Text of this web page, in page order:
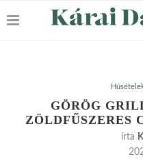
GÖRÖG
ZÖLDFŰSZERES
írta